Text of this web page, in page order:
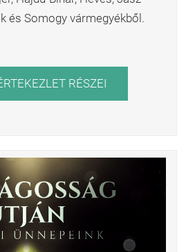
és Somogy vármegyékből.
RÉSZEI